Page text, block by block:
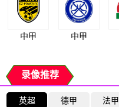
中甲 中甲
录像推荐
英超 德甲 法甲